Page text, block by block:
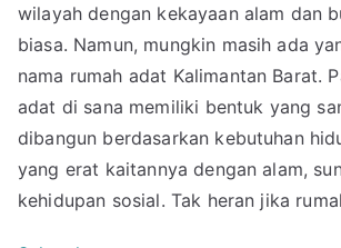
wilayah dengan kekayaan alam dan
biasa. Namun, mungkin masih ada
nama rumah adat Kalimantan Barat.
adat di sana memiliki bentuk yang
dibangun berdasarkan kebutuhan
yang erat kaitannya dengan alam,
kehidupan sosial. Tak heran jika